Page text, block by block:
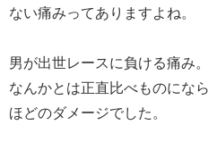
ない痛みってありますよね。
男が出世レースに負ける痛み
なんかとは正直比べものにな
ほどのダメージでした。